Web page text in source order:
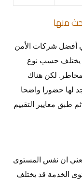
منها
أفضل شركات الأمن
يختلف حسب نوع
لكن هناك
لها حضورا واضحا
طبق معايير التقييم
يعني ان نفس المستوى
الخدمة قد يختلف